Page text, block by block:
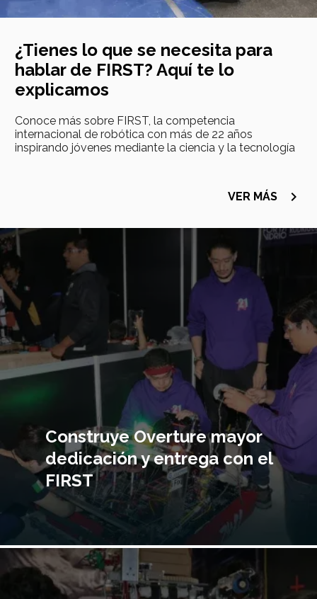
¿Tienes lo que se necesita para
hablar de FIRST? Aquí te lo
explicamos
Conoce más sobre FIRST, la competencia
internacional de robótica con más de 22 años
inspirando jóvenes mediante la ciencia y la tecnología
VER MÁS navigate_next
Imagen
principal
Construye Overture mayor
dedicación y entrega con el
FIRST
Imagen
principal